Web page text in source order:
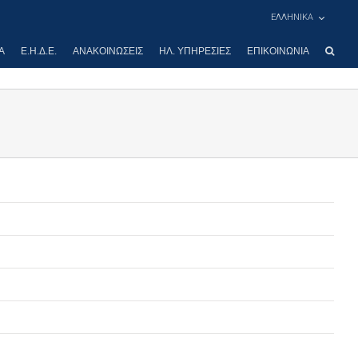
ΕΛΛΗΝΙΚΑ
Ε.Η.Δ.Ε. ΑΝΑΚΟΙΝΏΣΕΙΣ ΗΛ. ΥΠΗΡΕΣΊΕΣ ΕΠΙΚΟΙΝΩΝΊΑ